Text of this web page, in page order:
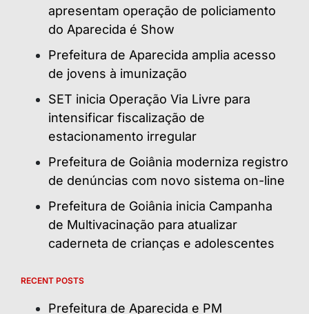
apresentam operação de policiamento
do Aparecida é Show
Prefeitura de Aparecida amplia acesso
de jovens à imunização
SET inicia Operação Via Livre para
intensificar fiscalização de
estacionamento irregular
Prefeitura de Goiânia moderniza registro
de denúncias com novo sistema on-line
Prefeitura de Goiânia inicia Campanha
de Multivacinação para atualizar
caderneta de crianças e adolescentes
RECENT POSTS
Prefeitura de Aparecida e PM